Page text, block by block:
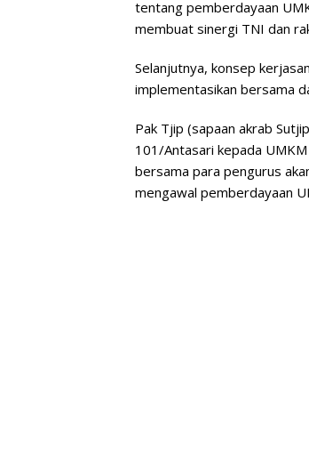
tentang pemberdayaan
membuat sinergi TNI dan
Selanjutnya, konsep
implementasikan bersama
Pak Tjip (sapaan akrab
101/Antasari kepada
bersama para pengurus
mengawal pemberdayaan